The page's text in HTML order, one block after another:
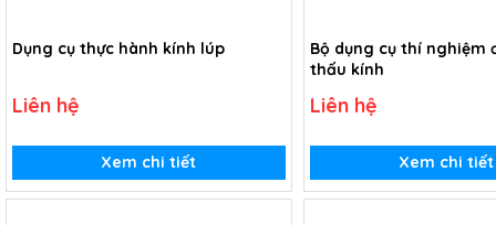
Dụng cụ thực hành kính lúp
Liên hệ
Xem chi tiết
Bộ dụng cụ thí nghiệm
thấu kính
Liên hệ
Xem chi tiết